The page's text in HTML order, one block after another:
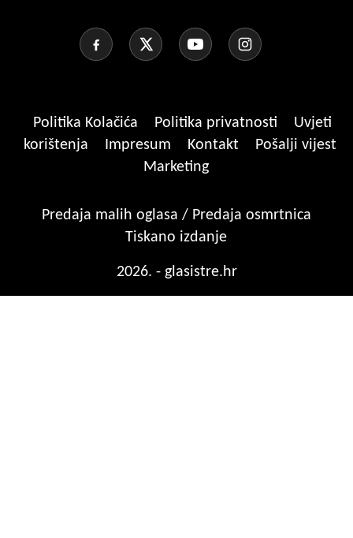
Politika Kolačića Politika privatnosti
Uvjeti
korištenja
Impresum Kontakt
Pošalji vijest
Marketing
Predaja malih oglasa / Predaja osmrtnica
Tiskano izdanje
2026. - glasistre.hr